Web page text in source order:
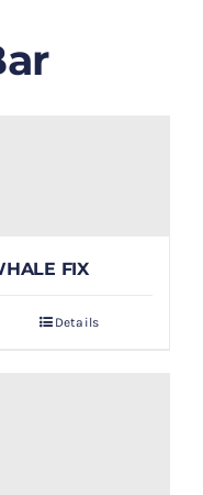
FIX
Details